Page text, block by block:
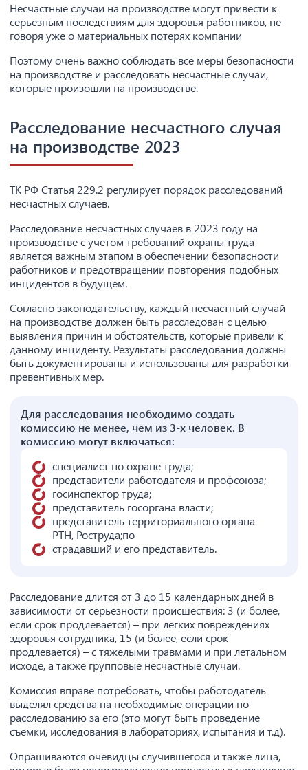
Несчастные случаи на производстве могут привести к
серьезным последствиям для здоровья работников, не
говоря уже о материальных потерях компании
Поэтому очень важно соблюдать все меры безопасности
на производстве и расследовать несчастные случаи,
которые произошли на производстве.
Расследование несчастного случая
на производстве 2023
ТК РФ Статья 229.2 регулирует порядок расследований
несчастных случаев.
Расследование несчастных случаев в 2023 году на
производстве с учетом требований охраны труда
является важным этапом в обеспечении безопасности
работников и предотвращении повторения подобных
инцидентов в будущем.
Согласно законодательству, каждый несчастный случай
на производстве должен быть расследован с целью
выявления причин и обстоятельств, которые привели к
данному инциденту. Результаты расследования должны
быть документированы и использованы для разработки
превентивных мер.
Для расследования необходимо создать
комиссию не менее, чем из 3-х человек. В
комиссию могут включаться:
специалист по охране труда;
представители работодателя и профсоюза;
госинспектор труда;
представитель госоргана власти;
представитель территориального органа
РТН, Роструда;по
страдавший и его представитель.
Расследование длится от 3 до 15 календарных дней в
зависимости от серьезности происшествия: 3 (и более,
если срок продлевается) – при легких повреждениях
здоровья сотрудника, 15 (и более, если срок
продлевается) – с тяжелыми травмами и при летальном
исходе, а также групповые несчастные случаи.
Комиссия вправе потребовать, чтобы работодатель
выделял средства на необходимые операции по
расследованию за его (это могут быть проведение
съемки, исследования в лабораториях, испытания и т.д).
Опрашиваются очевидцы случившегося и также лица,